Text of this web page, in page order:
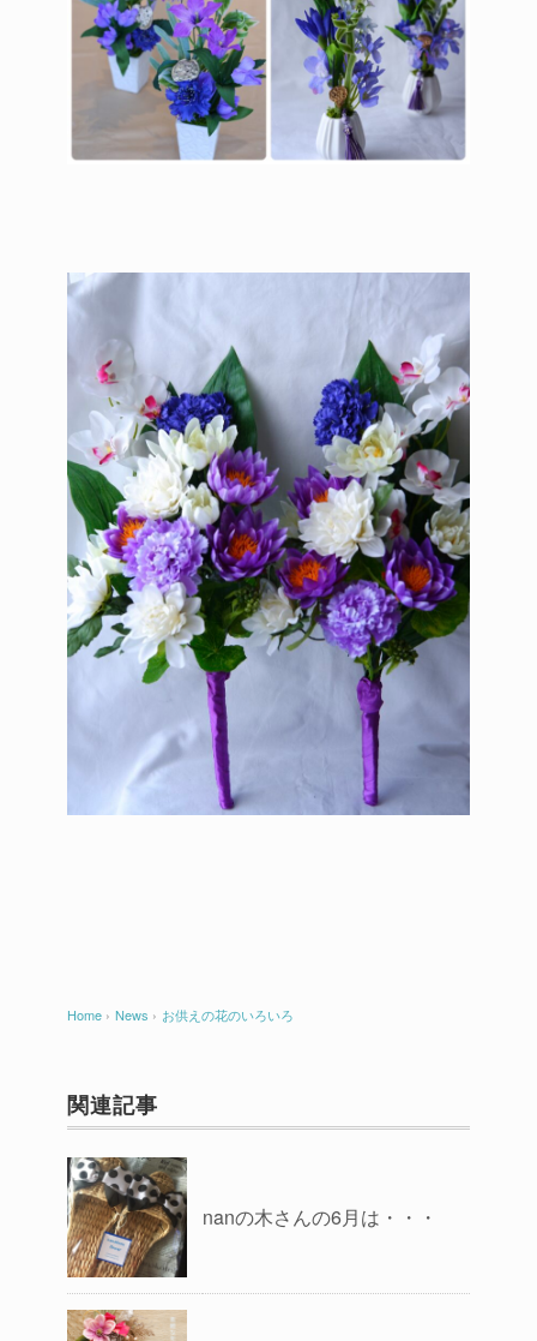
Home › News › お供えの花のいろいろ
関連記事
nanの木さんの6月は・・・